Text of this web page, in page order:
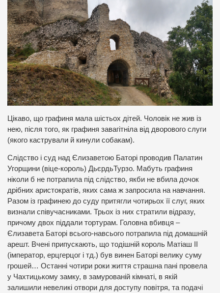
Цікаво, що графиня мала шістьох дітей. Чоловік не жив із
нею, після того, як графиня завагітніла від дворового слуги
(якого кастрували й кинули собакам).
Слідство і суд над Єлизаветою Баторі проводив Палатин
Угорщини (віце-король) ДьєрдьТурзо. Мабуть графиня
ніколи б не потрапила під слідство, якби не вбила дочок
дрібних аристократів, яких сама ж запросила на навчання.
Разом із графинею до суду притягли чотирьох її слуг, яких
визнали співучасниками. Трьох із них стратили відразу,
причому двох піддали тортурам. Головна вбивця –
Єлизавета Баторі всього-навсього потрапила під домашній
арешт. Вчені припускають, що тодішній король Матіаш ІІ
(імператор, ерцгерцог і тд.) був винен Баторі велику суму
грошей… Останні чотири роки життя страшна пані провела
у Чахтицькому замку, в замурованій кімнаті, в якій
залишили невеликі отвори для доступу повітря, та подачі